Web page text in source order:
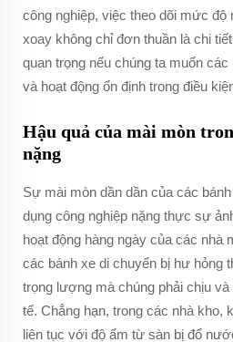
công nghiệp, việc theo dõi mức độ
xoay không chỉ đơn thuần là chi
quan trọng nếu chúng ta muốn
và hoạt động ổn định trong điều
Hậu quả của mài mòn
nặng
Sự mài mòn dần dần của các
dụng công nghiệp nặng thực sự
hoạt động hàng ngày của các nhà
các bánh xe di chuyển bị hư hỏng
trọng lượng mà chúng phải chịu
tế. Chẳng hạn, trong các nhà kho,
liên tục với độ ẩm từ sàn bị đổ